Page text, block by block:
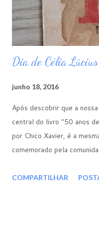
Dia de Célia Lúcius
junho 18, 2016
Após descobrir que a
central do livro "50 anos
por Chico Xavier, é a
comemorado pela
Cristo. Veja como o
COMPARTILHAR